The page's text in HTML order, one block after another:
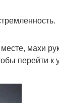
махи
перейти